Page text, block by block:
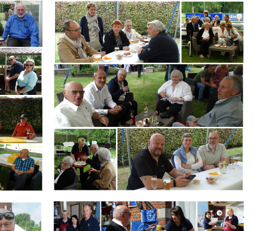
Branding
ARMCHAIR
Branding
ARMCHAIR